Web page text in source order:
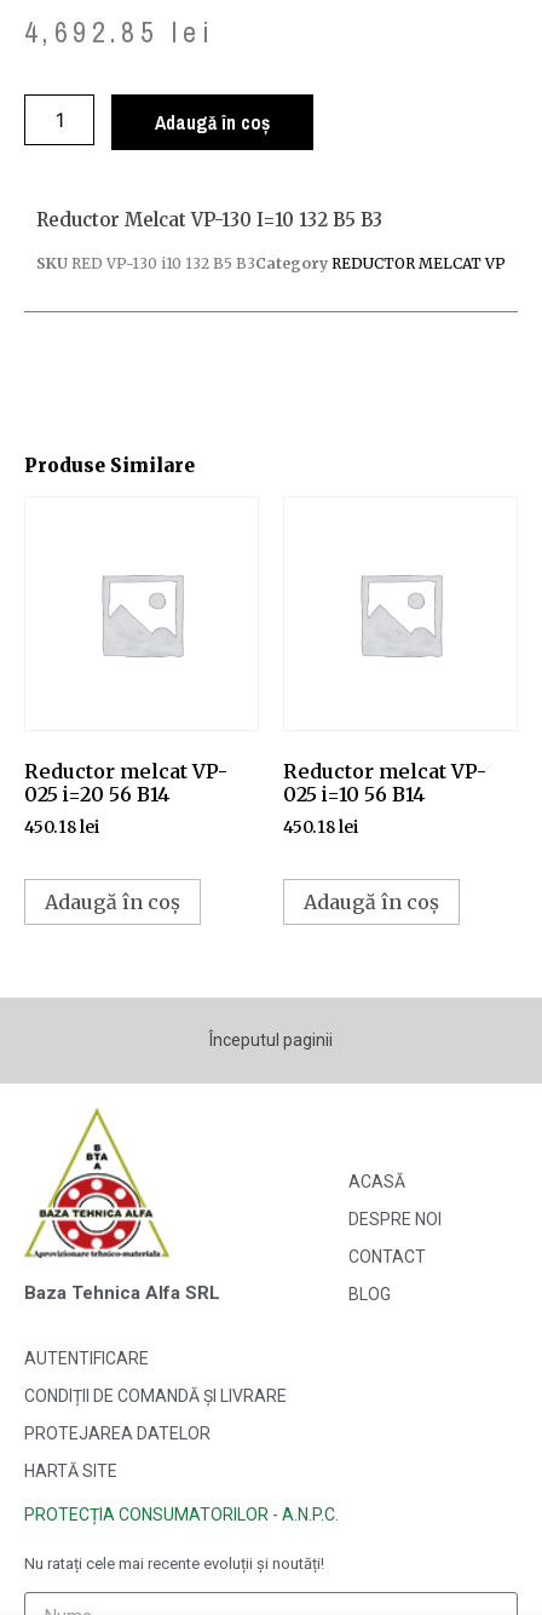
4,692.85 lei
Adaugă în coș
Produse Similare
Reductor melcat VP-
025 i=20 56 B14
450.18lei
Adaugă în coș
Reductor melcat VP-
025 i=10 56 B14
450.18lei
Adaugă în coș
Reductor Melcat VP-130 I=10 132 B5 B3
SKU RED VP-130 i10 132 B5 B3Category REDUCTOR MELCAT VP
Începutul paginii
Baza Tehnica Alfa SRL
ACASĂ
DESPRE NOI
CONTACT
BLOG
AUTENTIFICARE
CONDIȚII DE COMANDĂ ȘI LIVRARE
PROTEJAREA DATELOR
HARTĂ SITE
PROTECȚIA CONSUMATORILOR - A.N.P.C.
Nu ratați cele mai recente evoluții și noutăți!